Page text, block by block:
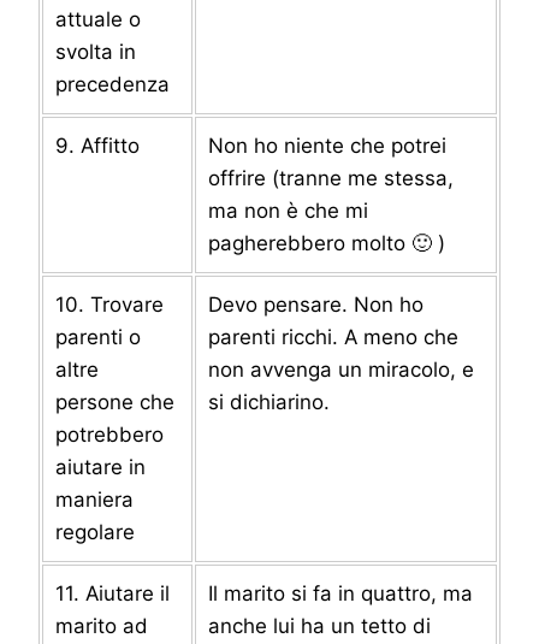
attuale o
svolta in
precedenza
9. Affitto
Non ho niente che potrei
offrire (tranne me stessa,
ma non è che mi
pagherebbero molto 🙂 )
10. Trovare
parenti o
altre
persone che
potrebbero
aiutare in
maniera
regolare
Devo pensare. Non ho
parenti ricchi. A meno che
non avvenga un miracolo, e
si dichiarino.
11. Aiutare il
marito ad
Il marito si fa in quattro, ma
anche lui ha un tetto di